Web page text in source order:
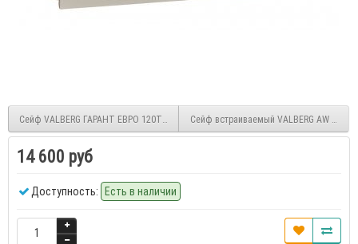
Сейф VALBERG ГАРАНТ ЕВРО 120Т EL
14 600 руб
Доступность: Есть в наличии